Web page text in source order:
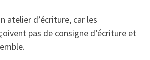
atelier d’écriture, car les
pas de consigne d’écriture et